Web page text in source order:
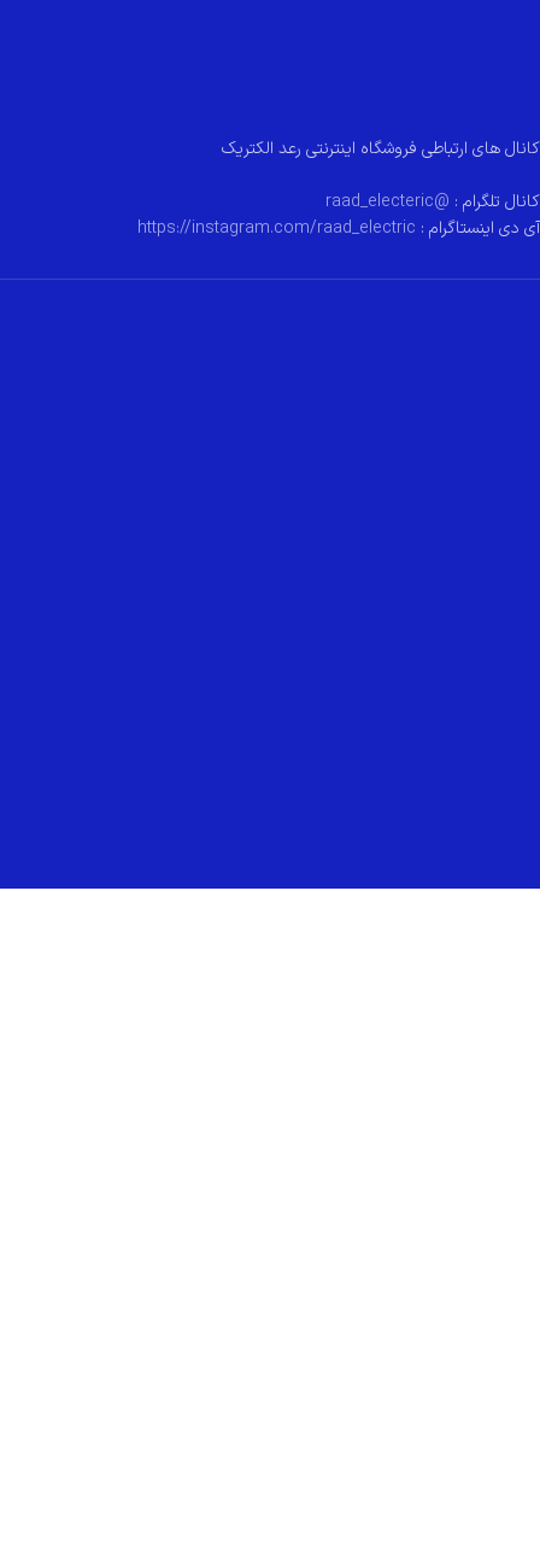
کانال های ارتباطی فروشگاه اینترنتی رعد الکتریک
کانال تلگرام : @raad_electeric
آی دی اینستاگرام : https://instagram.com/raad_electric